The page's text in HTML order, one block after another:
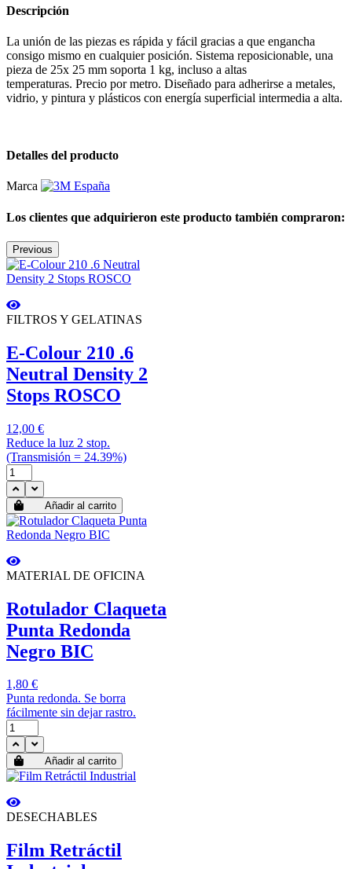
Descripción
La unión de las piezas es rápida y fácil gracias a que engancha
consigo mismo en cualquier posición. Sistema reposicionable, una
pieza de 25x 25 mm soporta 1 kg, incluso a altas
temperaturas. Precio por metro. Diseñado para adherirse a metales,
vidrio, y pintura y plásticos con energía superficial intermedia a alta.
Detalles del producto
Marca
Los clientes que adquirieron este producto también compraron:
Previous
FILTROS Y GELATINAS
E-Colour 210 .6
Neutral Density 2
Stops ROSCO
12,00 €
Reduce la luz 2 stop.
(Transmisión = 24.39%)
Añadir al carrito
MATERIAL DE OFICINA
Rotulador Claqueta
Punta Redonda
Negro BIC
1,80 €
Punta redonda. Se borra
fácilmente sin dejar rastro.
Añadir al carrito
DESECHABLES
Film Retráctil